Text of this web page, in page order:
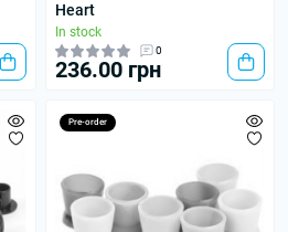
Heart
In stock
0
236.00 грн
Pre-order